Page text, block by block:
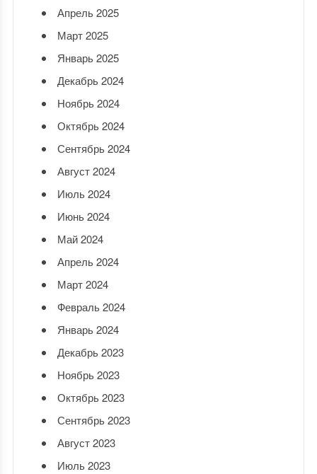
Апрель 2025
Март 2025
Январь 2025
Декабрь 2024
Ноябрь 2024
Октябрь 2024
Сентябрь 2024
Август 2024
Июль 2024
Июнь 2024
Май 2024
Апрель 2024
Март 2024
Февраль 2024
Январь 2024
Декабрь 2023
Ноябрь 2023
Октябрь 2023
Сентябрь 2023
Август 2023
Июль 2023